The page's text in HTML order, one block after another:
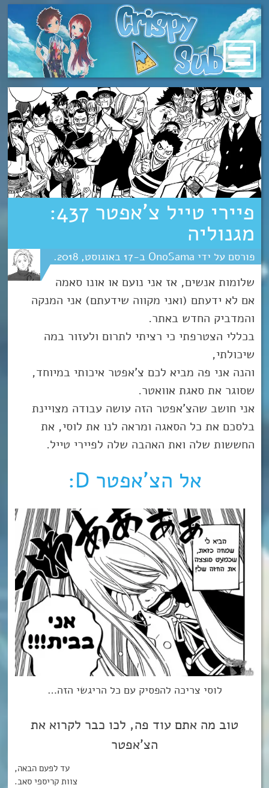
מעבר
לתוכן
פיירי טייל צ’אפטר 437:
מגנוליה
OnoSama
17 אוגוסט 2018
שלומות אנשים, אז אני נועם או אונו סאמה
אם לא ידעתם (ואני מקווה שידעתם) אני המנקה
והמדביק החדש באתר.
בכללי הצטרפתי כי רציתי לתרום ולעזור במה
שיכולתי,
והנה אני פה מביא לכם צ’אפטר איכותי במיוחד,
שסוגר את סאגת אוואטר.
אני חושב שהצ’אפטר הזה עושה עבודה מצויינת
בלסכם את כל הסאגה ומראה לנו את לוסי, את
החששות שלה ואת האהבה שלה לפיירי טייל.
אל הצ’אפטר D:
לוסי צריכה להפסיק עם כל הריגשי הזה…
טוב מה אתם עוד פה, לכו כבר לקרוא את
הצ’אפטר
עד לפעם הבאה,
צוות קריספי סאב.